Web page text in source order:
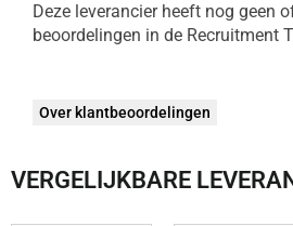
Deze leverancier heeft nog geen
beoordelingen in de Recruitment
Over klantbeoordelingen
VERGELIJKBARE